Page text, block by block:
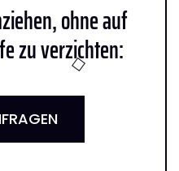
ohne auf
zu verzichten: